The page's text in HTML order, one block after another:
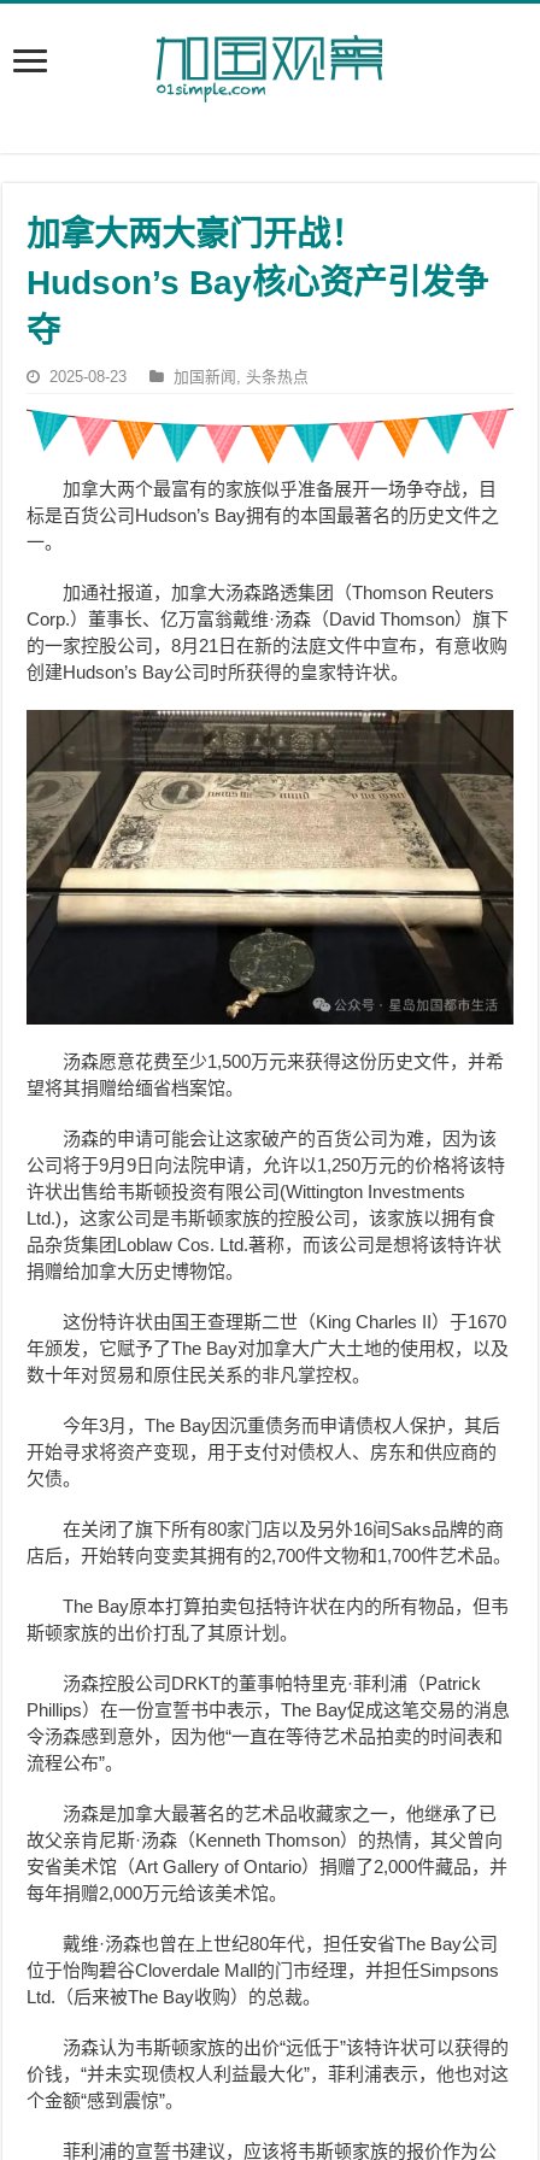
加拿大两大豪门开战！
Hudson’s Bay核心资产引发争
夺
2025-08-23 加国新闻 ,头条热点
加拿大两个最富有的家族似乎准备展开一场争夺战，目
标是百货公司Hudson’s Bay拥有的本国最著名的历史文件之
一。
加通社报道，加拿大汤森路透集团（Thomson Reuters
Corp.）董事长、亿万富翁戴维·汤森（David Thomson）旗下
的一家控股公司，8月21日在新的法庭文件中宣布，有意收购
创建Hudson’s Bay公司时所获得的皇家特许状。
汤森愿意花费至少1,500万元来获得这份历史文件，并希
望将其捐赠给缅省档案馆。
汤森的申请可能会让这家破产的百货公司为难，因为该
公司将于9月9日向法院申请，允许以1,250万元的价格将该特
许状出售给韦斯顿投资有限公司(Wittington Investments
Ltd.)，这家公司是韦斯顿家族的控股公司，该家族以拥有食
品杂货集团Loblaw Cos. Ltd.著称，而该公司是想将该特许状
捐赠给加拿大历史博物馆。
这份特许状由国王查理斯二世（King Charles II）于1670
年颁发，它赋予了The Bay对加拿大广大土地的使用权，以及
数十年对贸易和原住民关系的非凡掌控权。
今年3月，The Bay因沉重债务而申请债权人保护，其后
开始寻求将资产变现，用于支付对债权人、房东和供应商的
欠债。
在关闭了旗下所有80家门店以及另外16间Saks品牌的商
店后，开始转向变卖其拥有的2,700件文物和1,700件艺术品。
The Bay原本打算拍卖包括特许状在内的所有物品，但韦
斯顿家族的出价打乱了其原计划。
汤森控股公司DRKT的董事帕特里克·菲利浦（Patrick
Phillips）在一份宣誓书中表示，The Bay促成这笔交易的消息
令汤森感到意外，因为他“一直在等待艺术品拍卖的时间表和
流程公布”。
汤森是加拿大最著名的艺术品收藏家之一，他继承了已
故父亲肯尼斯·汤森（Kenneth Thomson）的热情，其父曾向
安省美术馆（Art Gallery of Ontario）捐赠了2,000件藏品，并
每年捐赠2,000万元给该美术馆。
戴维·汤森也曾在上世纪80年代，担任安省The Bay公司
位于怡陶碧谷Cloverdale Mall的门市经理，并担任Simpsons
Ltd.（后来被The Bay收购）的总裁。
汤森认为韦斯顿家族的出价“远低于”该特许状可以获得的
价钱，“并未实现债权人利益最大化”，菲利浦表示，他也对这
个金额“感到震惊”。
菲利浦的宣誓书建议，应该将韦斯顿家族的报价作为公